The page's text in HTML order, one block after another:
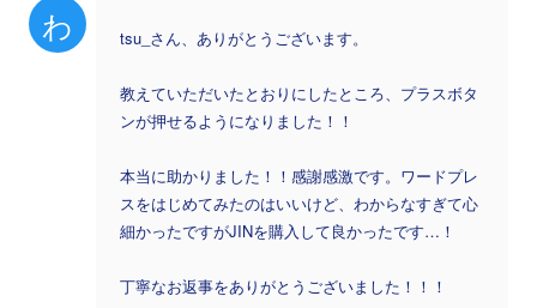
わ tsu_さん、ありがとうございます。
教えていただいたとおりにしたところ、プラスボタ
ンが押せるようになりました！！
本当に助かりました！！感謝感激です。ワードプレ
スをはじめてみたのはいいけど、わからなすぎて心
細かったですがJINを購入して良かったです…！
丁寧なお返事をありがとうございました！！！